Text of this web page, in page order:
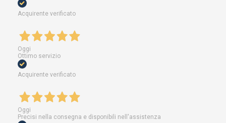
Acquirente verificato
Oggi
Ottimo servizio
Acquirente verificato
Oggi
Precisi nella consegna e disponibili nell'assistenza